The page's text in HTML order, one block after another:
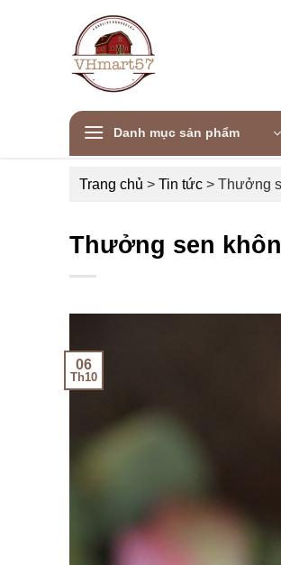
Danh mục sản phẩm
Trang chủ > Tin tức > Thưởng
Thưởng sen
06
Th10